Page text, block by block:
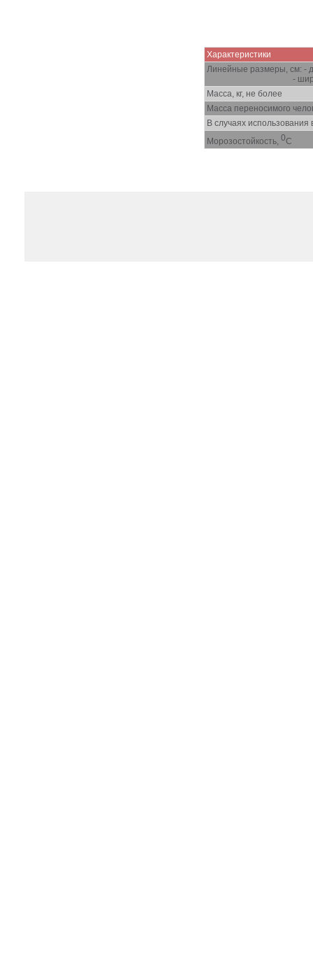
Характеристики
Линейные размеры, см: -
-
Масса, кг, не более
Масса переносимого
В случаях
Морозостойкость, 0С